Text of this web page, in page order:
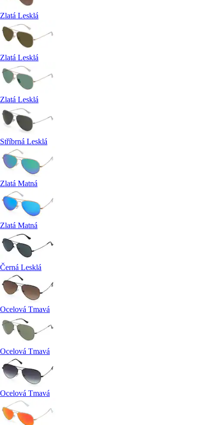
Zlatá Lesklá
Zlatá Lesklá
Zlatá Lesklá
Stříbrná Lesklá
Zlatá Matná
Zlatá Matná
Černá Lesklá
Ocelová Tmavá
Ocelová Tmavá
Ocelová Tmavá